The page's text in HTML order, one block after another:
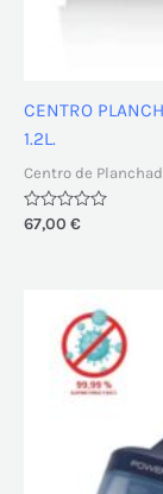
CENTRO
1.2L.
Centro de
Valorado
67,00 €